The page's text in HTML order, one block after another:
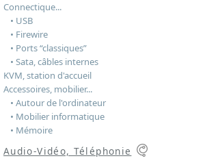
Connectique...
• USB
• Firewire
• Ports “classiques”
• Sata, câbles internes
KVM, station d'accueil
Accessoires, mobilier...
• Autour de l'ordinateur
• Mobilier informatique
• Mémoire
Audio-Vidéo, Téléphonie